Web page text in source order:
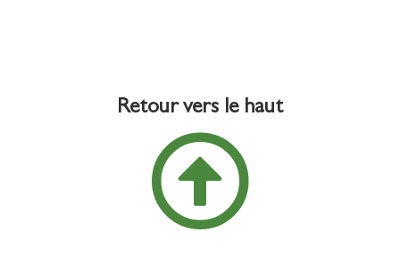
Retour vers le haut